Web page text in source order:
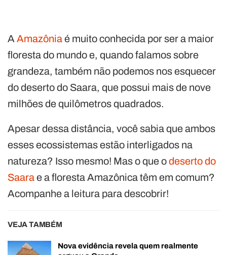
A Amazôniaé muito conhecida por ser a maior
floresta do mundo e, quando falamos sobre
grandeza, também não podemos nos esquecer
do deserto do Saara, que possui mais de nove
milhões de quilômetros quadrados.
Apesar dessa distância, você sabia que ambos
esses ecossistemas estão interligados na
natureza? Isso mesmo! Mas o que odeserto do
Saarae a floresta Amazônica têm em comum?
Acompanhe a leitura para descobrir!
VEJA TAMBÉM
Nova evidência revela quem realmente